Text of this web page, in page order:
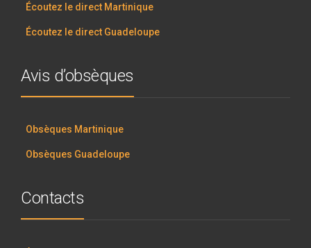
Écoutez le direct Martinique
Écoutez le direct Guadeloupe
Avis d’obsèques
Obsèques Martinique
Obsèques Guadeloupe
Contacts